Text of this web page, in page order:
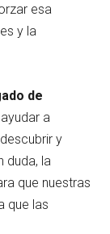
esa
y la
de
a
y
duda, la
que nuestras
que las